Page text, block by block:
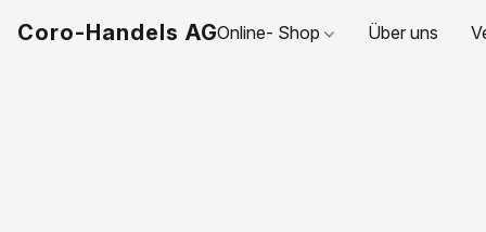
Coro-Handels AGOnline- Shop Über uns